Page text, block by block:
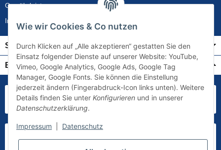
Gewährleistung
Impressum
Service
Bezahlung & Versand
Wie wir Cookies & Co nutzen
Durch Klicken auf „Alle akzeptieren“ gestatten Sie den
Einsatz folgender Dienste auf unserer Website: YouTube,
Vimeo, Google Analytics, Google Ads, Google Tag
Manager, Google Fonts. Sie können die Einstellung
jederzeit ändern (Fingerabdruck-Icon links unten). Weitere
Details finden Sie unter Konfigurieren und in unserer
Datenschutzerklärung.
Impressum Datenschutz